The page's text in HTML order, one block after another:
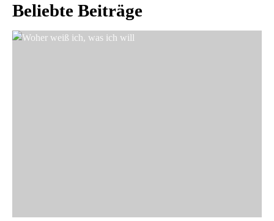
Beliebte Beiträge